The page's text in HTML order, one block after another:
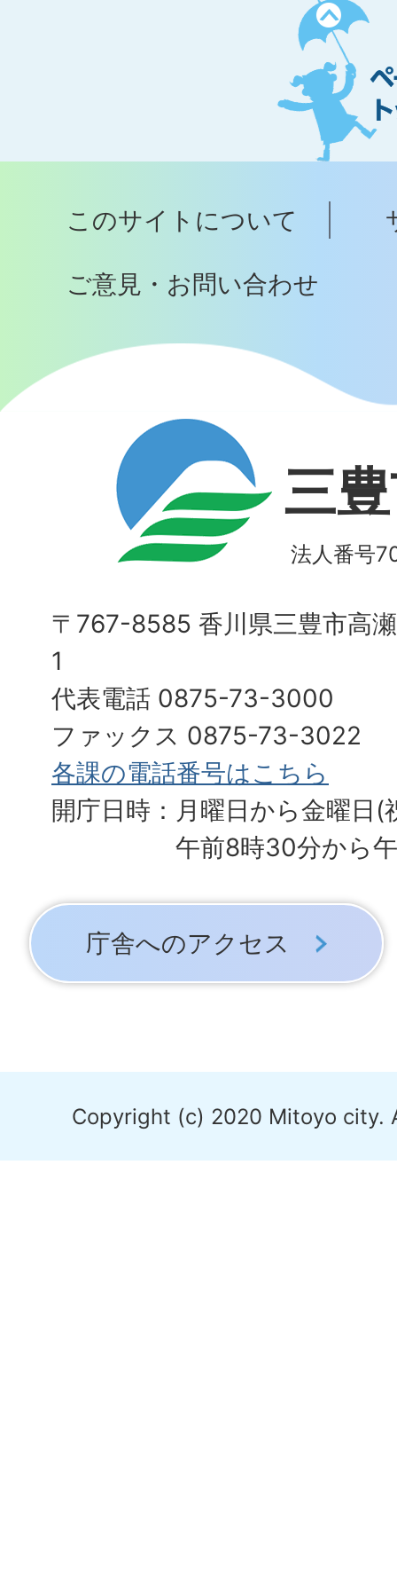
ペ
ー
ジ
ッ
へ
このサイトについて
ご意見・お問い合わせ
三
法人番号
〒767-8585 香川県三豊市高
1
代表電話 0875-73-3000
ファックス 0875-73-3022
各課の電話番号はこちら
開庁日時：月曜日から金曜日(
午前8時30分から
庁舎へのアクセス
Copyright (c) 2020 Mitoyo city.